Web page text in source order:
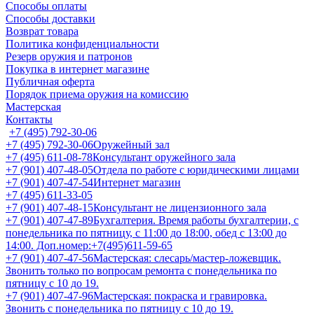
Способы оплаты
Способы доставки
Возврат товара
Политика конфиденциальности
Резерв оружия и патронов
Покупка в интернет магазине
Публичная оферта
Порядок приема оружия на комиссию
Мастерская
Контакты
+7 (495) 792-30-06
+7 (495) 792-30-06Оружейный зал
+7 (495) 611-08-78Консультант оружейного зала
+7 (901) 407-48-05Отдела по работе с юридическими лицами
+7 (901) 407-47-54Интернет магазин
+7 (495) 611-33-05
+7 (901) 407-48-15Консультант не лицензионного зала
+7 (901) 407-47-89Бухгалтерия. Время работы бухгалтерии, с
понедельника по пятницу, с 11:00 до 18:00, обед с 13:00 до
14:00. Доп.номер:+7(495)611-59-65
+7 (901) 407-47-56Мастерская: слесарь/мастер-ложевщик.
Звонить только по вопросам ремонта с понедельника по
пятницу с 10 до 19.
+7 (901) 407-47-96Мастерская: покраска и гравировка.
Звонить с понедельника по пятницу с 10 до 19.